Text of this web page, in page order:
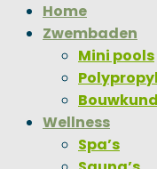
Home
Zwembaden
Mini pools
Wellness
Spa’s